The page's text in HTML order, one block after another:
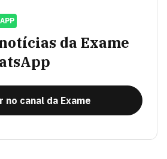
da Exame
no canal da Exame